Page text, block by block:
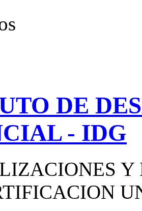
DE
- IDG